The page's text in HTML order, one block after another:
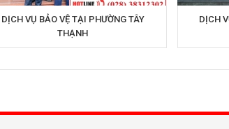
DỊCH VỤ BẢO VỆ TẠI PHƯỜNG TÂY
THẠNH
DỊCH